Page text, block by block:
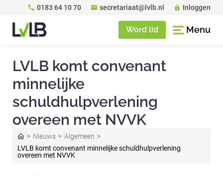
0183 64 10 70 secretariaat@lvlb.nl Inloggen
Word lid Menu
LVLB komt convenant
minnelijke
schuldhulpverlening
overeen met NVVK
Nieuws
Algemeen
LVLB komt convenant minnelijke schuldhulpverlening
overeen met NVVK